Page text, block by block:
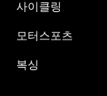
사이클링
모터스포츠
복싱